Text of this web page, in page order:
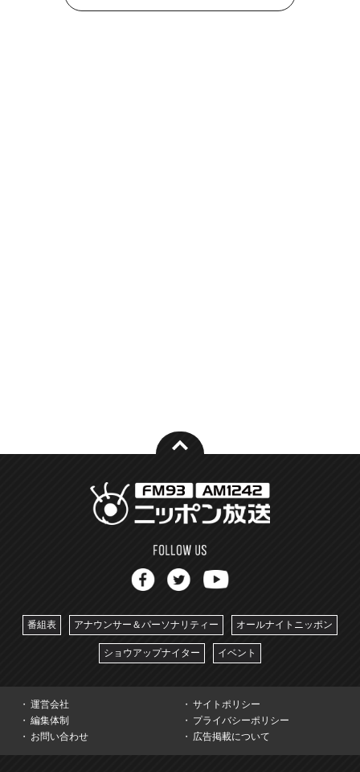
番組表 アナウンサー＆パーソナリティー オールナイトニッポン
ショウアップナイター イベント
運営会社
サイトポリシー
編集体制
プライバシーポリシー
お問い合わせ
広告掲載について